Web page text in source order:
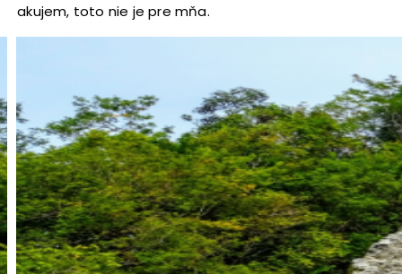
Ďakujem, toto nie je pre mňa.